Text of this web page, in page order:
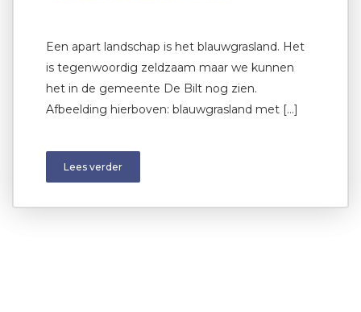
Een apart landschap is het blauwgrasland. Het
is tegenwoordig zeldzaam maar we kunnen
het in de gemeente De Bilt nog zien.
Afbeelding hierboven: blauwgrasland met […]
Lees verder